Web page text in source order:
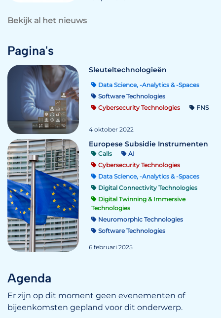
Bekijk al het nieuws
Pagina's
Sleuteltechnologieën
Data Science, -Analytics & -Spaces
Software Technologies
Cybersecurity Technologies
FNS
4 oktober 2022
Europese Subsidie Instrumenten
Calls
AI
Cybersecurity Technologies
Data Science, -Analytics & -Spaces
Digital Connectivity Technologies
Digital Twinning & Immersive
Technologies
Neuromorphic Technologies
Software Technologies
6 februari 2025
Agenda
Er zijn op dit moment geen evenementen of
bijeenkomsten gepland voor dit onderwerp.